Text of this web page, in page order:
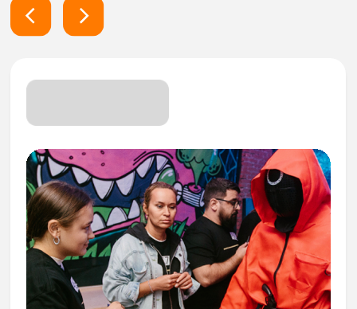
+7 (843) 558-58-54
chezaquest7@yandex.ru
конфиденциальности и даю согласие на
обработку персональных данных
Оставить заявку